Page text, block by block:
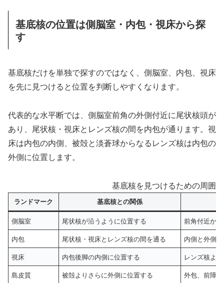
基底核の位置は側脳室・内包・視床から探
す
基底核だけを単独で探すのではなく、側脳室、内包、視床
を先に見つけると位置を判断しやすくなります。
代表的な水平断では、側脳室前角の外側付近に尾状核頭が
あり、尾状核・視床とレンズ核の間を内包が通ります。視
床は内包の内側、被殻と淡蒼球からなるレンズ核は内包の
外側に位置します。
基底核を見つけるための周囲
ランドマーク 基底核との関係
側脳室 尾状核が沿うように位置する
前角付近か
内包
尾状核・視床とレンズ核の間を通る
内側と外側
視床
内包後脚の内側に位置する
レンズ核よ
島皮質
被殻よりさらに外側に位置する 外包、前障